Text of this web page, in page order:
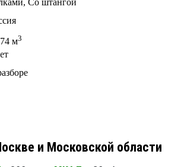
Со штангой
м3
и Московской области